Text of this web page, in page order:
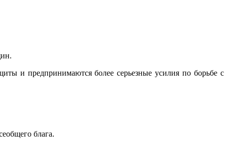
и предпринимаются более серьезные усилия по борьбе с
блага.